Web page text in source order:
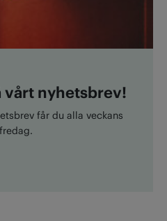
vårt nyhetsbrev!
får du alla veckans